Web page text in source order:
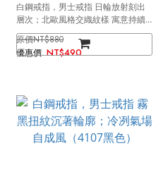
白鋼戒指，男士戒指 日輪放射刻出
層次；北歐風格交織紋樣 寓意持續
與守護（4114）
NT$880
NT$490